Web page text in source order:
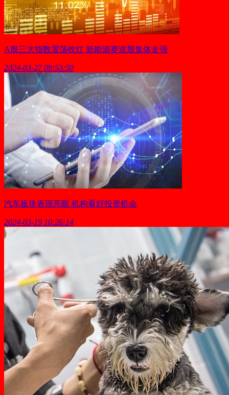
A股三大指数震荡收红 新能源赛道股集体走强
2024-03-27 09:53:50
汽车板块表现亮眼 机构看好投资机会
2024-03-19 10:26:14